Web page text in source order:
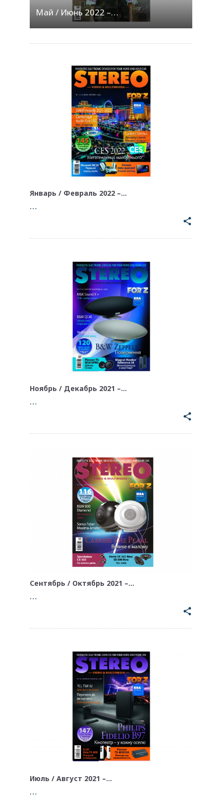
Май / Июнь 2022 –…
Январь / Февраль 2022 –…
…
share
Ноябрь / Декабрь 2021 –…
…
share
Сентябрь / Октябрь 2021 –…
…
share
Июль / Август 2021 –…
…